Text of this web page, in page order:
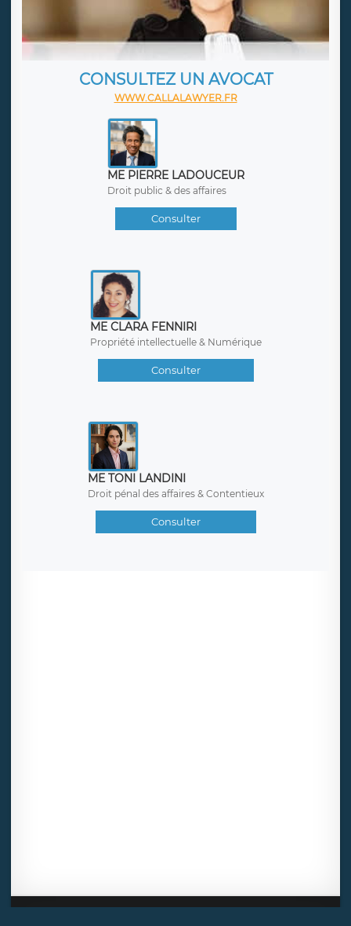
CONSULTEZ UN AVOCAT
WWW.CALLALAWYER.FR
ME PIERRE LADOUCEUR
Droit public & des affaires
Consulter
ME CLARA FENNIRI
Propriété intellectuelle & Numérique
Consulter
ME TONI LANDINI
Droit pénal des affaires & Contentieux
Consulter